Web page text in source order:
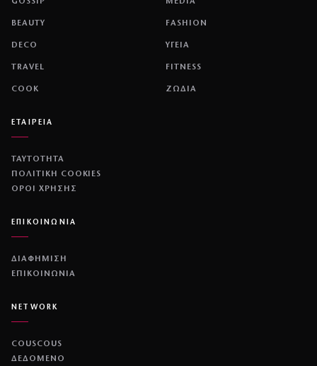
GOSSIP MEDIA
BEAUTY FASHION
DECO ΥΓΕΙΑ
TRAVEL FITNESS
COOK ΖΩΔΙΑ
ΕΤΑΙΡΕΙΑ
ΤΑΥΤΟΤΗΤΑ
ΠΟΛΙΤΙΚΉ COOKIES
ΌΡΟΙ ΧΡΉΣΗΣ
ΕΠΙΚΟΙΝΩΝΙΑ
ΔΙΑΦΗΜΙΣΗ
ΕΠΙΚΟΙΝΩΝΙΑ
NETWORK
COUSCOUS
ΔΕΔΟΜΕΝΟ